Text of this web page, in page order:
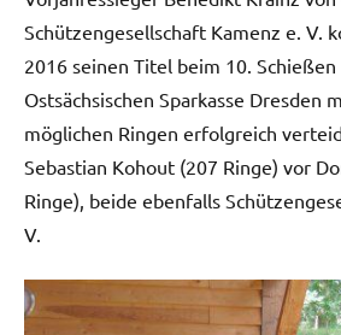
Schützengesellschaft Kamenz e. V.
2016 seinen Titel beim 10.
Ostsächsischen Sparkasse Dresden
möglichen Ringen erfolgreich
Sebastian Kohout (207 Ringe) vor
Ringe), beide ebenfalls
V.